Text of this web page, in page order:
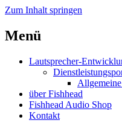
Zum Inhalt springen
Menü
Lautsprecher-
über Fishhead
Fishhead Audio Shop
Kontakt